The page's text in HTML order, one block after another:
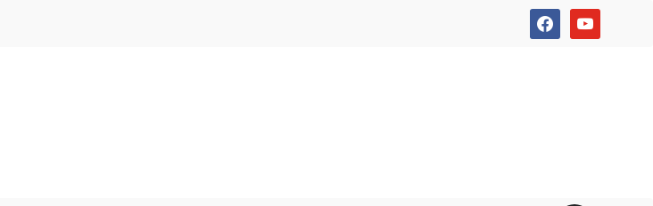
facebookyoutube